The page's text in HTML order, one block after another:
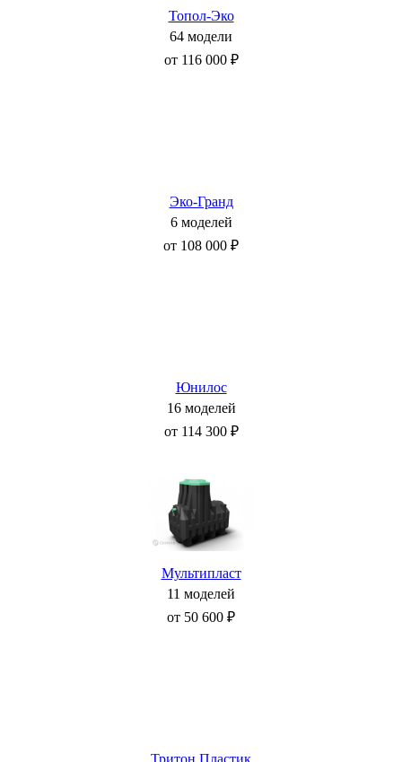
Топол-Эко
64 модели
от 116 000 ₽
Эко-Гранд
6 моделей
от 108 000 ₽
Юнилос
16 моделей
от 114 300 ₽
Мультипласт
11 моделей
от 50 600 ₽
Тритон Пластик